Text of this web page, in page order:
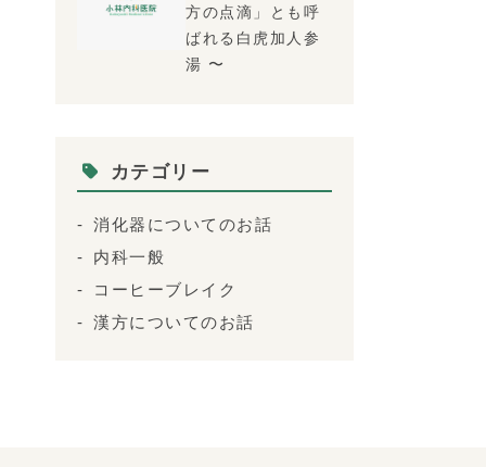
方の点滴」とも呼
ばれる白虎加人参
湯 〜
カテゴリー
消化器についてのお話
内科一般
コーヒーブレイク
漢方についてのお話